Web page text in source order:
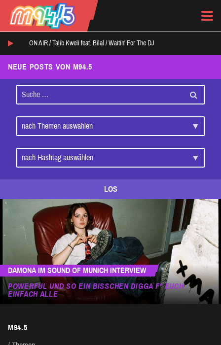
ON AIR / Talib Kweli feat. Bilal / Waitin' For The DJ
NEUE POSTS VON M94.5
LOS
DAMONA IM SOUND OF MUNICH INTERVIEW
POWERFUL UND SO EIN BISSCHEN DIGGA F* EUCH
EINFACH ALLE
M94.5